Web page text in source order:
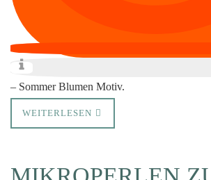
– Sommer Blumen Motiv.
WEITERLESEN